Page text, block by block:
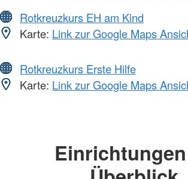
Rotkreuzkurs EH am Kind
Karte: Link zur Google Maps
Rotkreuzkurs Erste Hilfe
Karte: Link zur Google Maps